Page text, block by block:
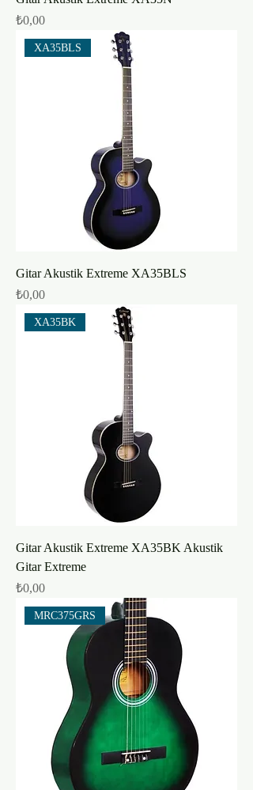
Fiyat
₺0,00
XA35BLS
Gitar Akustik Extreme XA35BLS
Fiyat
₺0,00
XA35BK
Gitar Akustik Extreme XA35BK Akustik
Gitar Extreme
Fiyat
₺0,00
MRC375GRS